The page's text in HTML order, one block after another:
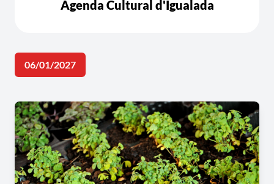
Agenda Cultural d'Igualada
06/01/2027